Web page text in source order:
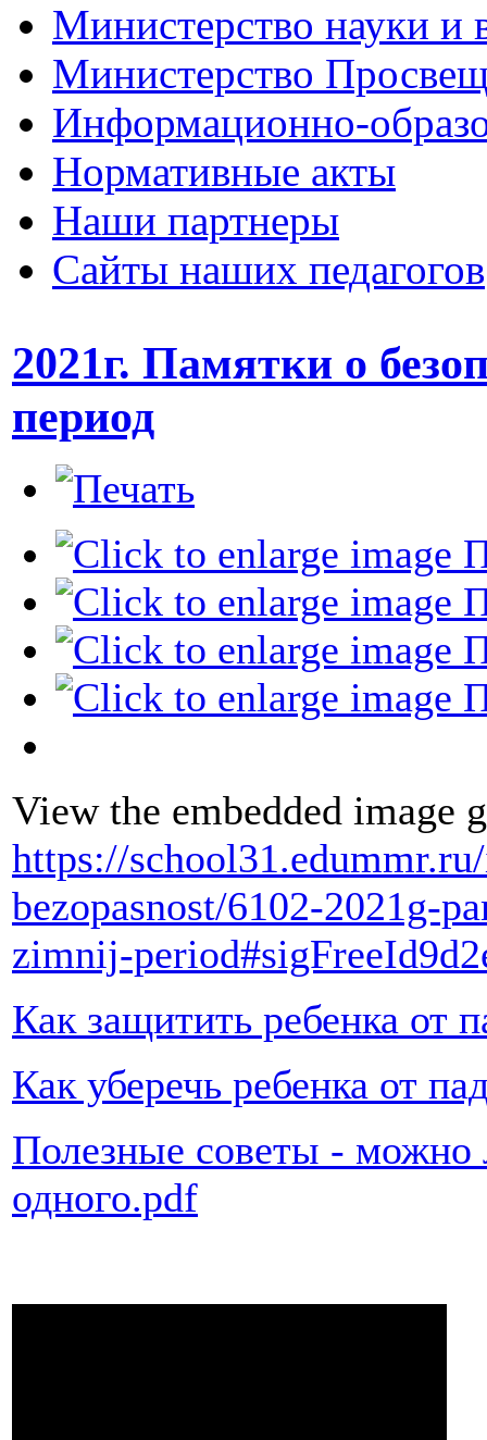
Министерство науки и
Министерство
Информационно-
Нормативные акты
Наши партнеры
Сайты наших педагогов
2021г. Памятки о
период
View the embedded image
https://
bezopasnost/6102-2021g-
zimnij-
Как защитить ребенка от
Как уберечь ребенка от
Полезные советы - можно
одного.pdf